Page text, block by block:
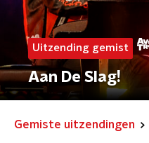
Uitzending gemist
Aan De Slag!
Gemiste uitzendingen